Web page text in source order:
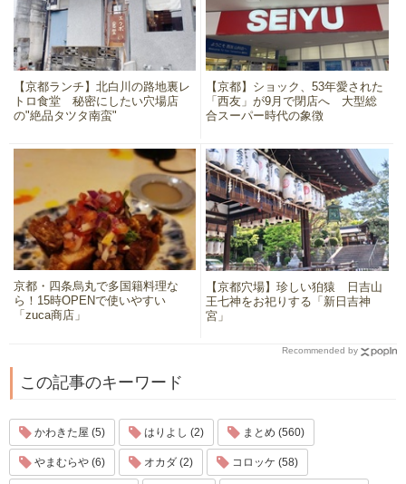
【京都ランチ】北白川の路地裏レ
トロ食堂 秘密にしたい穴場店
の"絶品タツタ南蛮"
【京都】ショック、53年愛された
「西友」が9月で閉店へ 大型総
合スーパー時代の象徴
京都・四条烏丸で多国籍料理な
ら！15時OPENで使いやすい
「zuca商店」
【京都穴場】珍しい狛猿 日吉山
王七神をお祀りする「新日吉神
宮」
Recommended by
この記事のキーワード
かわきた屋 (5) はりよし (2) まとめ (560)
やまむらや (6) オカダ (2) コロッケ (58)